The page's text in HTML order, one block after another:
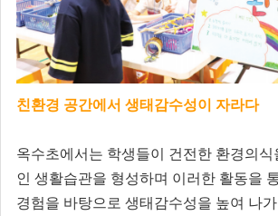
친환경 공간에서 생태감수성이 자라다
옥수초에서는 학생들이 건전한 환경의식
인 생활습관을 형성하며 이러한 활동을
경험을 바탕으로 생태감수성을 높여 나